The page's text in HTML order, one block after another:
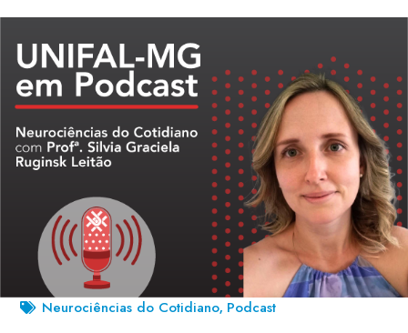
Neurociências do Cotidiano, Podcast